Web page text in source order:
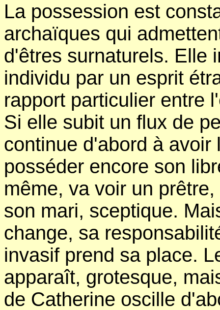
La possession est
archaïques qui
d'êtres surnaturels. Elle
individu par un esprit
rapport particulier entre
Si elle subit un flux de
continue d'abord à
posséder encore son
même, va voir un
son mari, sceptique.
change, sa
invasif prend sa place.
apparaît, grotesque,
de Catherine oscille